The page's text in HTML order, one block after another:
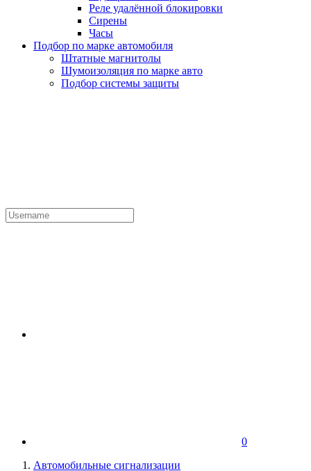
Реле удалённой блокировки
Сирены
Часы
Подбор по марке автомобиля
Штатные магнитолы
Шумоизоляция по марке авто
Подбор системы защиты
0
Автомобильные сигнализации